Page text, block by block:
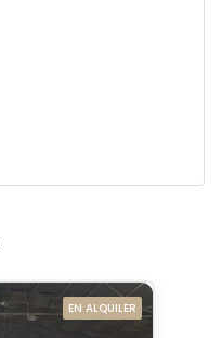
EN ALQUILER